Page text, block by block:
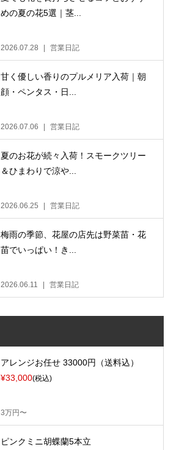
めの夏の花5選｜茎...
2026.07.28 営業日記
甘く優しい香りのプルメリア入荷｜朝
顔・ペンタス・日...
2026.07.06 営業日記
夏のお花が続々入荷！スモークツリー
＆ひまわりで涼や...
2026.06.25 営業日記
梅雨の季節、花屋の店先は野菜苗・花
苗でいっぱい！き...
2026.06.11 営業日記
アレンジお任せ 33000円（送料込）
¥33,000(税込)
3万円〜
ピンクミニ胡蝶蘭5本立